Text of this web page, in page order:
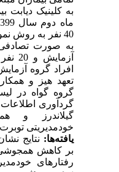
40 نفر به روش
آزمایش
گروه گواه در
گردآوری
خودمدیریتی توبرت و
یافته‌ها:نتایج نشان
بر کاهش همجوشی
رفتارهای خودمدیریتی